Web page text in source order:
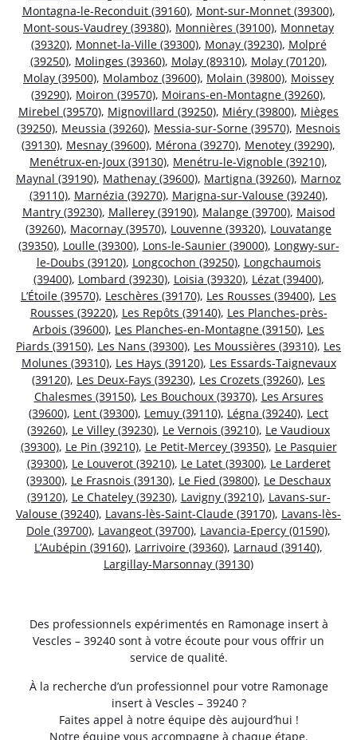
Montagna-le-Reconduit (39160), Mont-sur-Monnet (39300),
Mont-sous-Vaudrey (39380), Monnières (39100), Monnetay
(39320), Monnet-la-Ville (39300), Monay (39230), Molpré
(39250), Molinges (39360), Molay (89310), Molay (70120),
Molay (39500), Molamboz (39600), Molain (39800), Moissey
(39290), Moiron (39570), Moirans-en-Montagne (39260),
Mirebel (39570), Mignovillard (39250), Miéry (39800), Mièges
(39250), Meussia (39260), Messia-sur-Sorne (39570), Mesnois
(39130), Mesnay (39600), Mérona (39270), Menotey (39290),
Menétrux-en-Joux (39130), Menétru-le-Vignoble (39210),
Maynal (39190), Mathenay (39600), Martigna (39260), Marnoz
(39110), Marnézia (39270), Marigna-sur-Valouse (39240),
Mantry (39230), Mallerey (39190), Malange (39700), Maisod
(39260), Macornay (39570), Louvenne (39320), Louvatange
(39350), Loulle (39300), Lons-le-Saunier (39000), Longwy-sur-
le-Doubs (39120), Longcochon (39250), Longchaumois
(39400), Lombard (39230), Loisia (39320), Lézat (39400),
L’Étoile (39570), Leschères (39170), Les Rousses (39400), Les
Rousses (39220), Les Repôts (39140), Les Planches-près-
Arbois (39600), Les Planches-en-Montagne (39150), Les
Piards (39150), Les Nans (39300), Les Moussières (39310), Les
Molunes (39310), Les Hays (39120), Les Essards-Taignevaux
(39120), Les Deux-Fays (39230), Les Crozets (39260), Les
Chalesmes (39150), Les Bouchoux (39370), Les Arsures
(39600), Lent (39300), Lemuy (39110), Légna (39240), Lect
(39260), Le Villey (39230), Le Vernois (39210), Le Vaudioux
(39300), Le Pin (39210), Le Petit-Mercey (39350), Le Pasquier
(39300), Le Louverot (39210), Le Latet (39300), Le Larderet
(39300), Le Frasnois (39130), Le Fied (39800), Le Deschaux
(39120), Le Chateley (39230), Lavigny (39210), Lavans-sur-
Valouse (39240), Lavans-lès-Saint-Claude (39170), Lavans-lès-
Dole (39700), Lavangeot (39700), Lavancia-Epercy (01590),
L’Aubépin (39160), Larrivoire (39360), Larnaud (39140),
Largillay-Marsonnay (39130)
Des professionnels expérimentés en Ramonage insert à
Vescles – 39240 sont à votre écoute pour vous offrir un
service de qualité.
À la recherche d’un professionnel pour votre Ramonage
insert à Vescles – 39240 ?
Faites appel à notre équipe dès aujourd’hui !
Notre équipe vous accompagne à chaque étape.